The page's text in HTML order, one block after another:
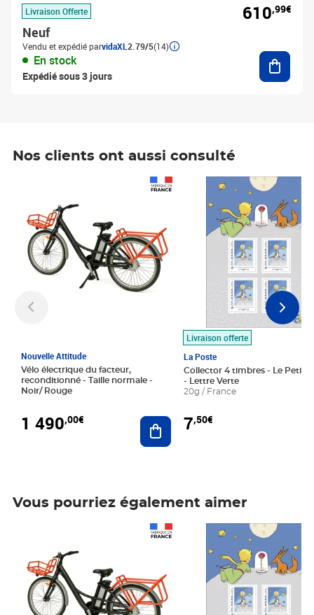
Livraison Offerte
Neuf
Vendu et expédié parvidaXL 2.79/5(14)
En stock
Expédié sous 3 jours
610,99€
Nos clients ont aussi consulté
Nouvelle Attitude
Vélo électrique du facteur,
reconditionné - Taille normale -
Noir/ Rouge
1 490,00€ Ajouter au panier
Livraison offerte
La Poste
Collector 4 timbres - Le Petit
- Lettre Verte
20g / France
7,50€
Prix 7,50€
Vous pourriez également aimer
Prix 7,50€